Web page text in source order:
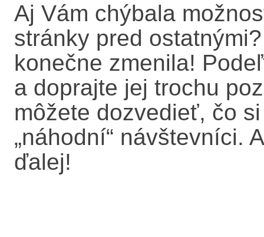
Aj Vám chýbala
stránky pred
konečne zmenila!
a doprajte jej trochu
môžete dozvedieť, čo
„náhodní“ návštevníci.
ďalej!